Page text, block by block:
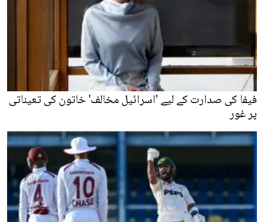
فیفا کی صدارت کے لیے 'اسرائیل مخالف' خاتون کی تعیناتی
پر غور